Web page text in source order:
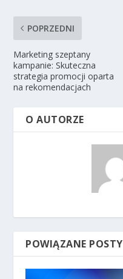
POPRZEDNI
Marketing szeptany
kampanie: Skuteczna
strategia promocji oparta
na rekomendacjach
O AUTORZE
POWIĄZANE POSTY